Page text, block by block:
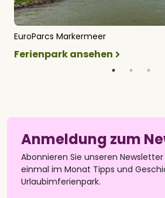
EuroParcs Markermeer
Ferienpark ansehen
Anmeldung zum
Abonnieren Sie unseren
einmal im Monat Tipps und
Urlaubimferienpark.